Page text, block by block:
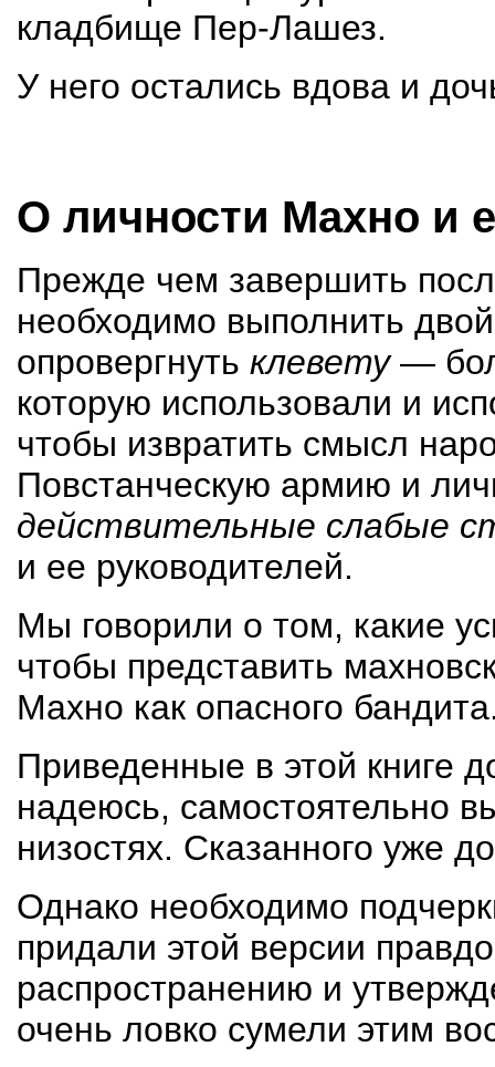
кладбище Пер-Лашез.
У него остались вдова и
О личности Махно и
Прежде чем завершить
необ­ходимо выполнить
опровергнуть клевету—
которую использовали и
чтобы извратить смысл
Повстанческую армию и
действительные слабые
и ее руководителей.
Мы говорили о том, какие
чтобы представить
Махно как опасного
Приведенные в этой книге
надеюсь, самостоятельно
низостях. Сказанного уже
Однако необходимо
придали этой версии
распространению и
очень ловко сумели этим